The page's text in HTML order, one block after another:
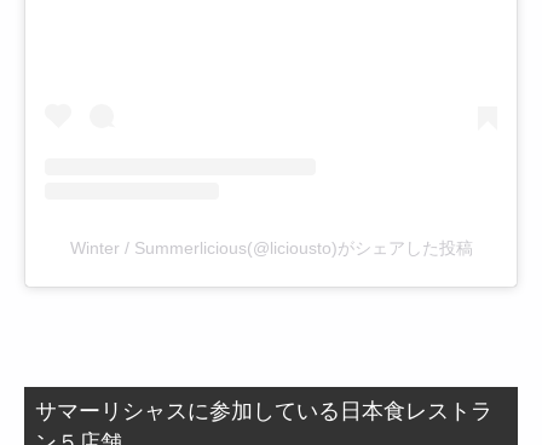
Winter / Summerlicious(@liciousto)がシェアした投稿
サマーリシャスに参加している日本食レストラ